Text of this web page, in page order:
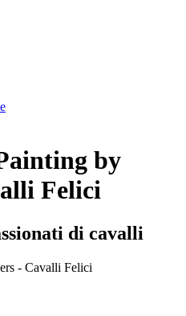
by
Felici
di cavalli
- Cavalli Felici